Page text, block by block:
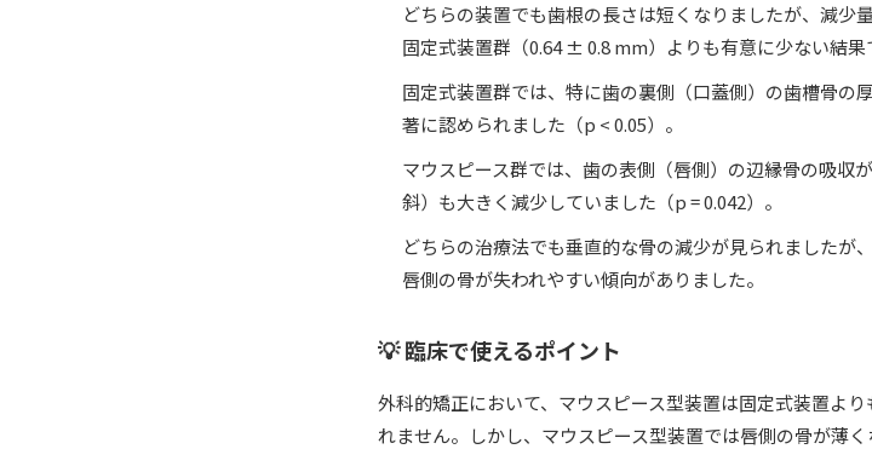
どちらの装置でも歯根の長さは短くなりましたが、減少
固定式装置群（0.64 ± 0.8 mm）よりも有意に少ない結果
固定式装置群では、特に歯の裏側（口蓋側）の歯槽骨の
著に認められました（p < 0.05）。
マウスピース群では、歯の表側（唇側）の辺縁骨の吸収
斜）も大きく減少していました（p = 0.042）。
どちらの治療法でも垂直的な骨の減少が見られましたが
唇側の骨が失われやすい傾向がありました。
💡 臨床で使えるポイント
外科的矯正において、マウスピース型装置は固定式装置よ
れません。しかし、マウスピース型装置では唇側の骨が薄